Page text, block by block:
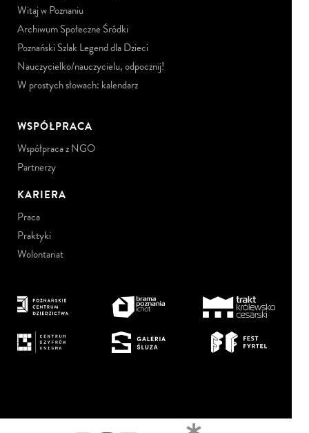
Witaj w Poznaniu
Archiwum Społeczne Śródki
Poznański Szlak Legend dla Dzieci
Nauczycielko/nauczycielu, odpocznij!
W prostych słowach: kalendarz
WSPÓŁPRACA
Współpraca z NGO
Partnerzy
KARIERA
Praca
Praktyki
Wolontariat